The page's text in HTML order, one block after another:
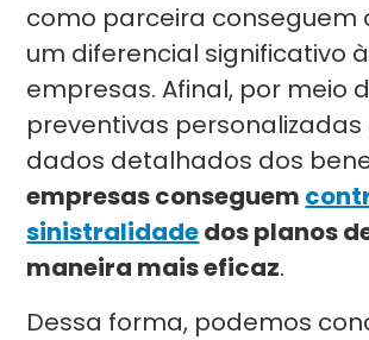
como parceira conseguem
um diferencial significativo
empresas. Afinal, por meio
preventivas personalizadas
dados detalhados dos
empresas conseguem
sinistralidadedos planos
maneira mais eficaz.
Dessa forma, podemos